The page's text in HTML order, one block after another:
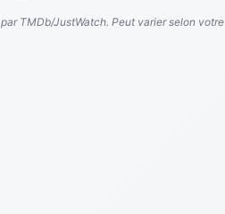
TMDb/JustWatch. Peut varier selon votre